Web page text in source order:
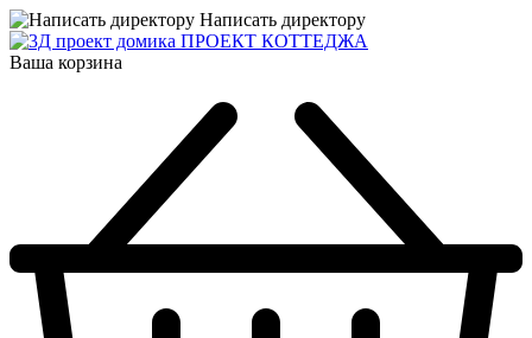
Написать директору
ПРОЕКТ КОТТЕДЖА
Ваша корзина